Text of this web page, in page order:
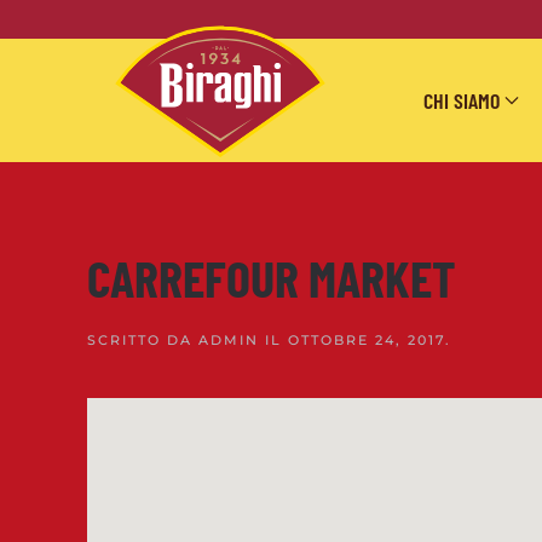
Skip to main content
CHI SIAMO
CARREFOUR MARKET
SCRITTO DA ADMIN IL OTTOBRE 24, 2017.